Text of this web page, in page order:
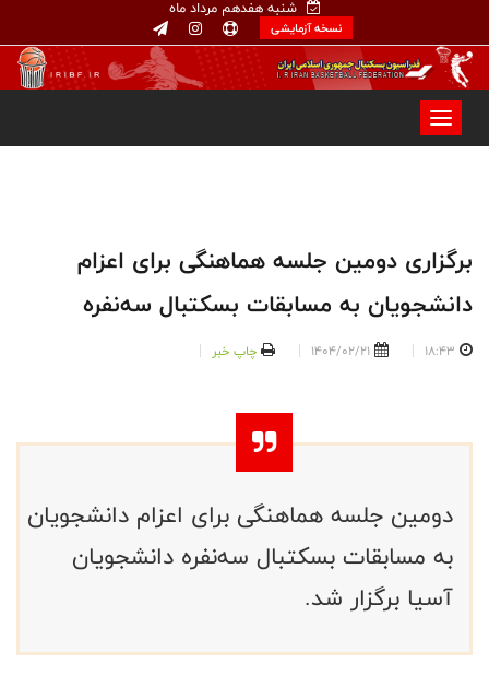
شنبه هفدهم مرداد ماه
نسخه آزمایشی
برگزاری دومین جلسه هماهنگی برای اعزام
دانشجویان به مسابقات بسکتبال سه‌نفره
18:43
1404/02/21 چاپ خبر
دومین جلسه هماهنگی برای اعزام دانشجویان
به مسابقات بسکتبال سه‌نفره دانشجویان
آسیا برگزار شد.